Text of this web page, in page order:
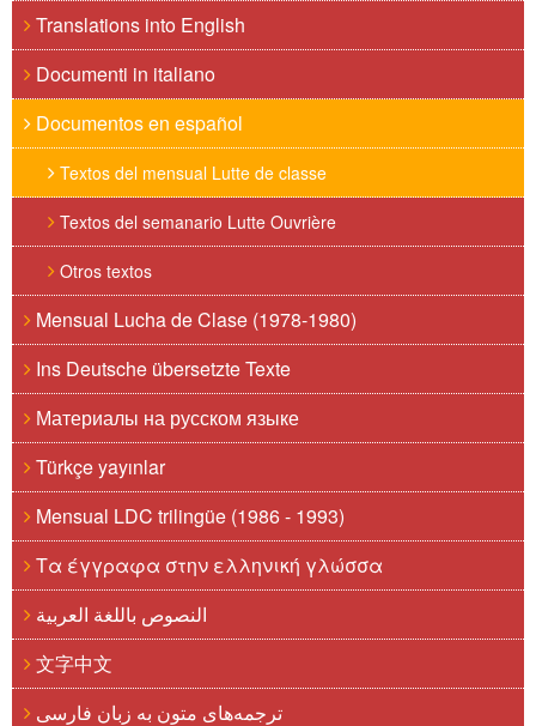
Translations into English
Documenti in italiano
Documentos en español
Textos del mensual Lutte de classe
Textos del semanario Lutte Ouvrière
Otros textos
Mensual Lucha de Clase (1978-1980)
Ins Deutsche übersetzte Texte
Материалы на русском языке
Türkçe yayınlar
Mensual LDC trilingüe (1986 - 1993)
Τα έγγραφα στην ελληνική γλώσσα
النصوص باللغة العربية
文字中文
ترجمه‌های متون به زبان فارسی